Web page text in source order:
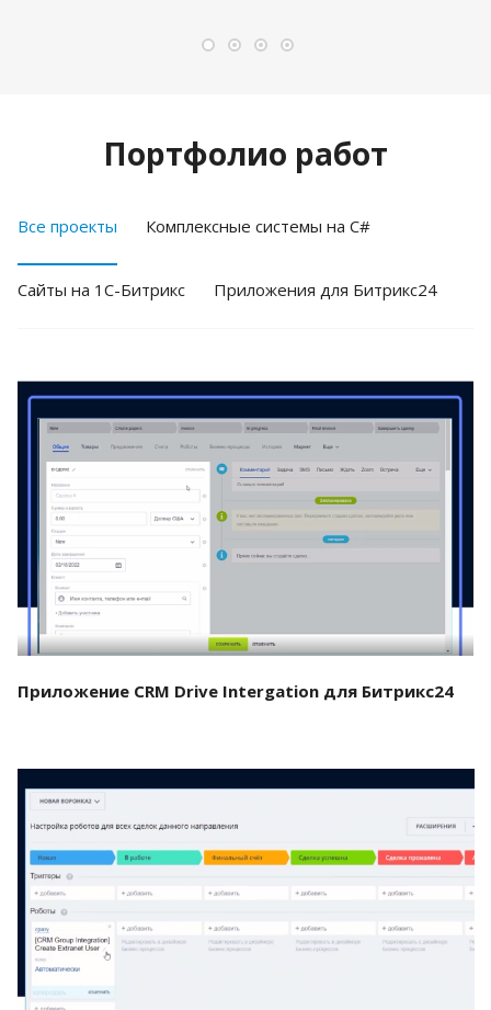
Портфолио работ
Все проекты Комплексные системы на C#
Cайты на 1С-Битрикс Приложения для Битрикс24
Смотреть проект
Приложение CRM Drive Intergation для Битрикс24
Смотреть проект